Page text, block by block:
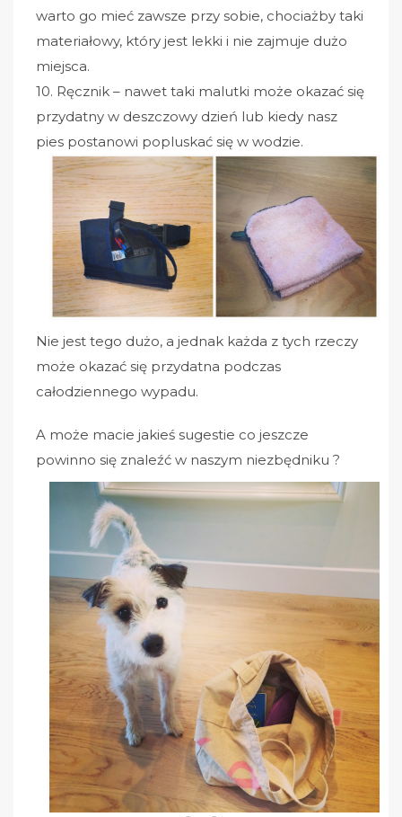
warto go mieć zawsze przy sobie, chociażby taki
materiałowy, który jest lekki i nie zajmuje dużo
miejsca.
10. Ręcznik – nawet taki malutki może okazać się
przydatny w deszczowy dzień lub kiedy nasz
pies postanowi popluskać się w wodzie.
Nie jest tego dużo, a jednak każda z tych rzeczy
może okazać się przydatna podczas
całodziennego wypadu.
A może macie jakieś sugestie co jeszcze
powinno się znaleźć w naszym niezbędniku ?